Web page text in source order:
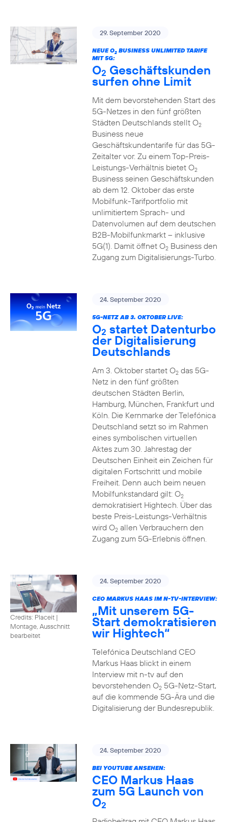
29. September 2020
NEUE O2BUSINESS UNLIMITED TARIFE
MIT 5G:
O2 Geschäftskunden
surfen ohne Limit
Mit dem bevorstehenden Start des
5G-Netzes in den fünf größten
Städten Deutschlands stellt O2
Business neue
Geschäftskundentarife für das 5G-
Zeitalter vor. Zu einem Top-Preis-
Leistungs-Verhältnis bietet O2
Business seinen Geschäftskunden
ab dem 12. Oktober das erste
Mobilfunk-Tarifportfolio mit
unlimitiertem Sprach- und
Datenvolumen auf dem deutschen
B2B-Mobilfunkmarkt – inklusive
5G(1). Damit öffnet O2Business den
Zugang zum Digitalisierungs-Turbo.
24. September 2020
5G-NETZ AB 3. OKTOBER LIVE:
O2 startet Datenturbo
der Digitalisierung
Deutschlands
Am 3. Oktober startet O2das 5G-
Netz in den fünf größten
deutschen Städten Berlin,
Hamburg, München, Frankfurt und
Köln. Die Kernmarke der Telefónica
Deutschland setzt so im Rahmen
eines symbolischen virtuellen
Aktes zum 30. Jahrestag der
Deutschen Einheit ein Zeichen für
digitalen Fortschritt und mobile
Freiheit. Denn auch beim neuen
Mobilfunkstandard gilt: O2
demokratisiert Hightech. Über das
beste Preis-Leistungs-Verhältnis
wird O2allen Verbrauchern den
Zugang zum 5G-Erlebnis öffnen.
Credits: Placeit |
Montage, Ausschnitt
bearbeitet
24. September 2020
CEO MARKUS HAAS IM N-TV-INTERVIEW:
„Mit unserem 5G-
Start demokratisieren
wir Hightech“
Telefónica Deutschland CEO
Markus Haas blickt in einem
Interview mit n-tv auf den
bevorstehenden O25G-Netz-Start,
auf die kommende 5G-Ära und die
Digitalisierung der Bundesrepublik.
24. September 2020
BEI YOUTUBE ANSEHEN:
CEO Markus Haas
zum 5G Launch von
O2